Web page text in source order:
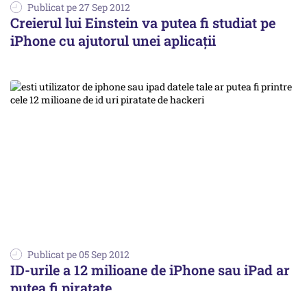
Publicat pe 27 Sep 2012
Creierul lui Einstein va putea fi studiat pe
iPhone cu ajutorul unei aplicaţii
Publicat pe 05 Sep 2012
ID-urile a 12 milioane de iPhone sau iPad ar